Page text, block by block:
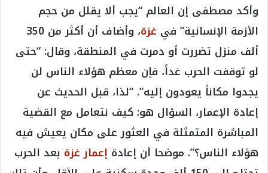
وأكد مصطفى إن العالم “يجب ألا يقلل من حجم
الأزمة الإنسانية” في غزة
، وأضاف أن أكثر من 350
ألف منزل تضررت أو دمرت في المنطقة، وقال: “حتى
لو توقفت الحرب غداً، فإن معظم هؤلاء الناس لن
يجدوا مكاناً يعودون إليه”. “لذا، قبل الحديث عن
إعادة الإعمار، السؤال هو: كيف نتعامل مع القضية
المباشرة المتمثلة في العثور على مكان يعيش فيه
هؤلاء الناس؟”. موضحا أن إعادة إعمار غزة بعد الحرب